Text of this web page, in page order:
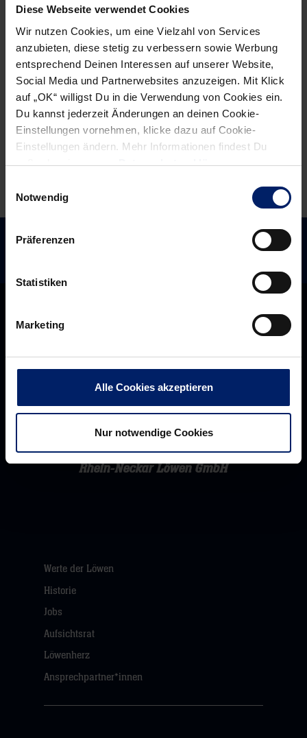
Diese Webseite verwendet Cookies
Wir nutzen Cookies, um eine Vielzahl von Services
anzubieten, diese stetig zu verbessern sowie Werbung
entsprechend Deinen Interessen auf unserer Website,
Social Media und Partnerwebsites anzuzeigen. Mit Klick
auf „OK“ willigst Du in die Verwendung von Cookies ein.
Du kannst jederzeit Änderungen an deinen Cookie-
Einstellungen vornehmen, klicke dazu auf Cookie-
Einstellungen ändern. Mehr Informationen findest Du
außerdem in unsererDatenschutzerklärung.
Notwendig
Präferenzen
Statistiken
Marketing
Alle Cookies akzeptieren
Nur notwendige Cookies
Rhein-
Neckar
Löwen
zu
Gast
bei
„Montagsmalern“
finden
ihre
Leichtigkeit
wieder
Rhein-Neckar Löwen GmbH
Werte der Löwen
Historie
Jobs
Aufsichtsrat
Löwenherz
Ansprechpartner*innen